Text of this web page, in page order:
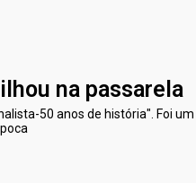
na passarela
50 anos de história". Foi um